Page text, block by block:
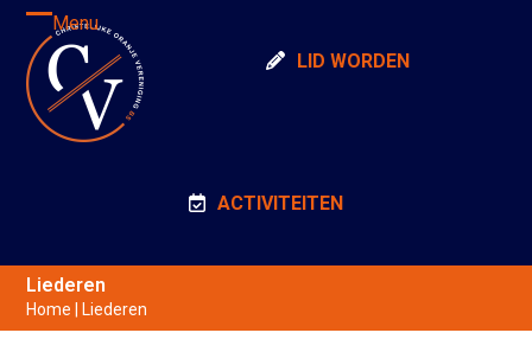
Skip
content
Menu
Open
mobile
menu
Close
mobile
menu
LID WORDEN
ACTIVITEITEN
Liederen
Home Liederen